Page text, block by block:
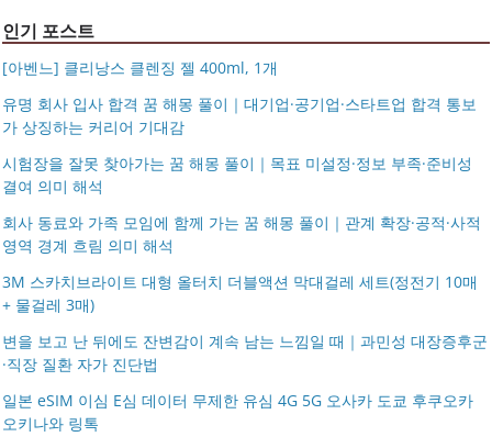
인기 포스트
[아벤느] 클리낭스 클렌징 젤 400ml, 1개
유명 회사 입사 합격 꿈 해몽 풀이｜대기업·공기업·스타트업 합격 통보
가 상징하는 커리어 기대감
시험장을 잘못 찾아가는 꿈 해몽 풀이｜목표 미설정·정보 부족·준비성
결여 의미 해석
회사 동료와 가족 모임에 함께 가는 꿈 해몽 풀이｜관계 확장·공적·사적
영역 경계 흐림 의미 해석
3M 스카치브라이트 대형 올터치 더블액션 막대걸레 세트(정전기 10매
+ 물걸레 3매)
변을 보고 난 뒤에도 잔변감이 계속 남는 느낌일 때｜과민성 대장증후군
·직장 질환 자가 진단법
일본 eSIM 이심 E심 데이터 무제한 유심 4G 5G 오사카 도쿄 후쿠오카
오키나와 링톡